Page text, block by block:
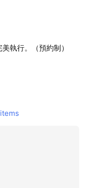
執行。（預約制）